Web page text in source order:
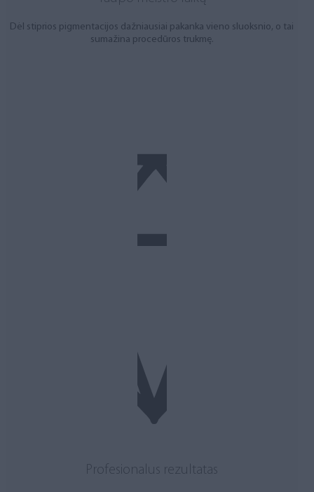
Dėl stiprios pigmentacijos dažniausiai pakanka vieno sluoksnio, o tai
sumažina procedūros trukmę.
Profesionalus rezultatas